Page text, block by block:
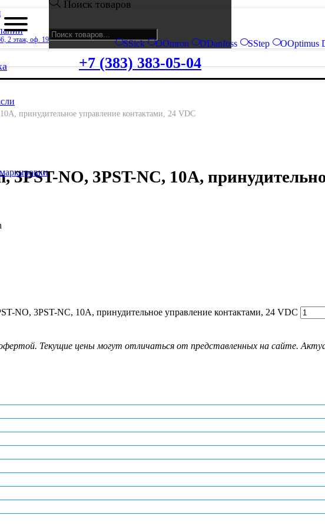
SSick OOmron DDanfoss SStep OOptimus
2 этаж, оф. 19
Поиск товаров
+7 (383) 383-05-04
принудительное управление контактами, 24 VDC
3PST-NO, 3PST-NC, 10A,
NO, 3PST-NC, 10A, принудительное управление контактами, 24 VDC
Текущие цены могут отличаться от представленных на сайте.